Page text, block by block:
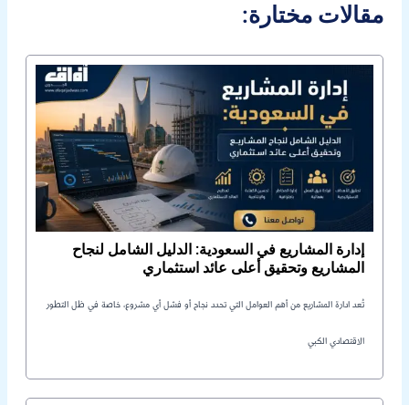
:مقالات مختارة
إدارة المشاريع في السعودية: الدليل الشامل لنجاح
المشاريع وتحقيق أعلى عائد استثماري
تُعد ادارة المشاريع من أهم العوامل التي تحدد نجاح أو فشل أي مشروع، خاصة في ظل التطور
الاقتصادي الكبي